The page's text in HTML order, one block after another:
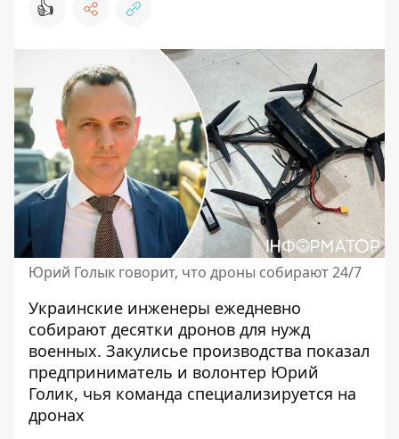
👍
Юрий Голык говорит, что дроны собирают 24/7
Украинские инженеры ежедневно
собирают десятки дронов для нужд
военных. Закулисье производства показал
предприниматель и волонтер Юрий
Голик, чья команда специализируется на
дронах